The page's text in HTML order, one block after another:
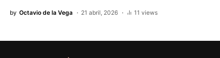
by Octavio de la Vega 21 abril, 2026 11 views